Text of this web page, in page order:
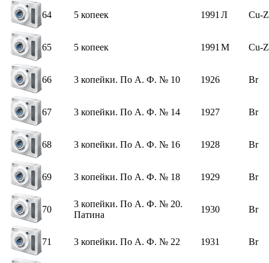
64 5 копеек 1991 Л Cu-
65 5 копеек 1991 М Cu-
66 3 копейки. По А. Ф. № 10 1926 Br
67 3 копейки. По А. Ф. № 14 1927 Br
68 3 копейки. По А. Ф. № 16 1928 Br
69 3 копейки. По А. Ф. № 18 1929 Br
70
3 копейки. По А. Ф. № 20.
Патина
1930 Br
71 3 копейки. По А. Ф. № 22 1931 Br